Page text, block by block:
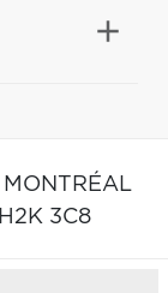
MONTRÉAL
H2K 3C8